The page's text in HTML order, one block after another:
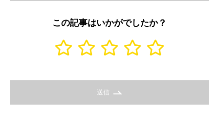
この記事はいかがでしたか？
送信